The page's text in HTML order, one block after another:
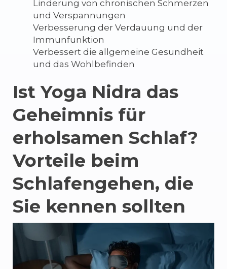
Linderung von chronischen Schmerzen
und Verspannungen
Verbesserung der Verdauung und der
Immunfunktion
Verbessert die allgemeine Gesundheit
und das Wohlbefinden
Ist Yoga Nidra das
Geheimnis für
erholsamen Schlaf?
Vorteile beim
Schlafengehen, die
Sie kennen sollten